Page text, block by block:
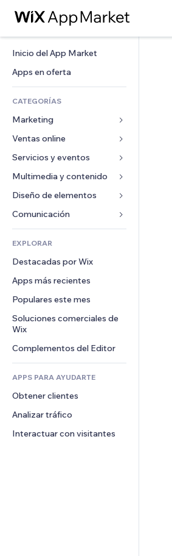
Inicio del App Market
Apps en oferta
CATEGORÍAS
Marketing
Anuncios
Móvil
Analíticas
Anuncios del sitio
Email
Ventas online
Apps para tiendas
Envíos y entregas
Botones de venta
Contabilidad
Cupones y fidelización
Almacenamiento de mercancía
Crowdfunding
Alimentos y bebidas
Servicios y eventos
Hoteles
Eventos
Restaurantes
Inmobiliarias
Reservas
Multimedia y contenido
Galerías
Música
Pódcast
Fotografía
Video
PDF
Compartir archivos
Noticias
Servicios de contenido
Efectos de texto
Diseño de elementos
Mapas y navegación
Privacidad y seguridad
Reloj
Plantillas para páginas
Efectos de imágenes
Botones y menús
Banners e insignias
Calculadoras
Buscar
Formularios
Encuestas
Chat
Comentarios
Teléfono
Comunidad
Reseñas y testimonios
EXPLORAR
Destacadas por Wix
Apps más recientes
Populares este mes
Soluciones comerciales de
Wix
Complementos del Editor
APPS PARA AYUDARTE
Obtener clientes
Analizar tráfico
Interactuar con visitantes